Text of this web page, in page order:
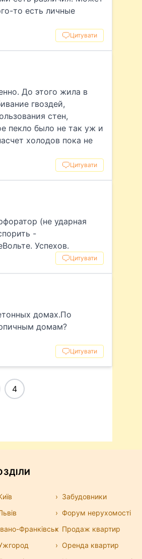
то есть личные
Цитувати
До этого жила в
гвоздей,
стен,
пекло было не так уж и
холодов пока не
Цитувати
(не ударная
-
Успехов.
Цитувати
домах.По
домам?
Цитувати
4
Франківськ
Забудовники
Форум нерухомості
Продаж квартир
Оренда квартир